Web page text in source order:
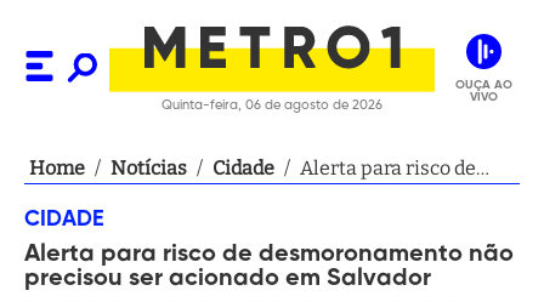
Quinta-feira, 06 de agosto de 2026
OUÇA AO
VIVO
Home / Notícias / Cidade / Alerta para risco de
em Salvador
CIDADE
Alerta para risco de desmoronamento não
precisou ser acionado em Salvador